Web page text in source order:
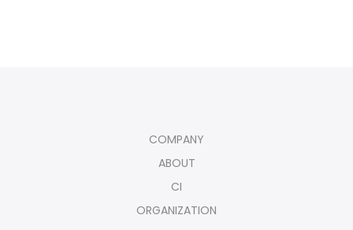
COMPANY
ABOUT
CI
ORGANIZATION